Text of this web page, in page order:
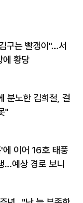
구는 빨갱이"…서
에 황당
분노한 김희철, 결
"
에 이어 16호 태풍
…예상 경로 보니